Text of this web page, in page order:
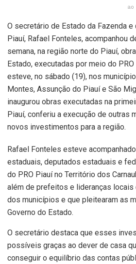
ao
O secretário de Estado da Fazenda e
Piauí, Rafael Fonteles, acompanhou
semana, na região norte do Piauí,
Estado, executadas por meio do
esteve, no sábado (19), nos
Montes, Assunção do Piauí e São
inaugurou obras executadas na
Piauí, conferiu a execução de outras
novos investimentos para a região.
Rafael Fonteles esteve
estaduais, deputados estaduais e
do PRO Piauí no Território dos
além de prefeitos e lideranças locais
dos municípios e que pleitearam as
Governo do Estado.
O secretário destaca que esses
possíveis graças ao dever de casa
conseguir o equilíbrio das contas